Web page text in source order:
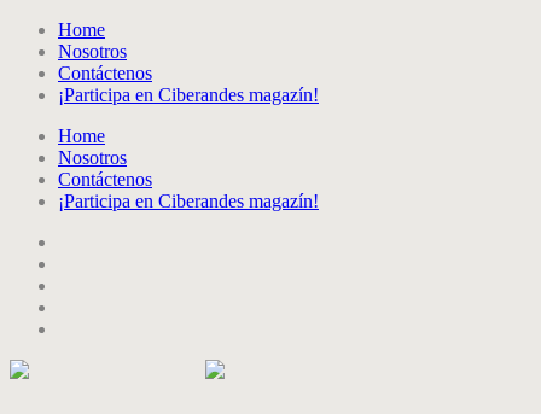
Home
Nosotros
Contáctenos
¡Participa en Ciberandes magazín!
Home
Nosotros
Contáctenos
¡Participa en Ciberandes magazín!